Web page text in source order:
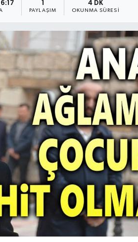
PAYLAŞIM
4 DK
OKUNMA SÜRESI